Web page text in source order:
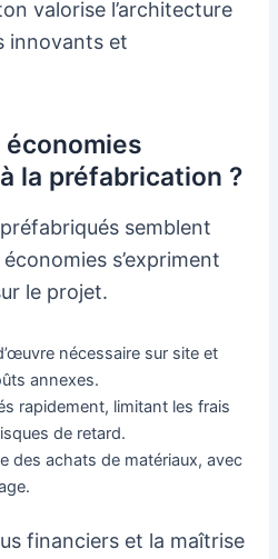
valorise l’architecture
innovants et
économies
la préfabrication ?
semblent
s’expriment
le projet.
nécessaire sur site et
annexes.
rapidement, limitant les frais
de retard.
des achats de matériaux, avec
financiers et la maîtrise